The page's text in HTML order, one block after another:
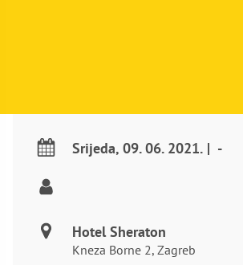
Srijeda, 09. 06. 2021. | -
Hotel Sheraton
Kneza Borne 2, Zagreb